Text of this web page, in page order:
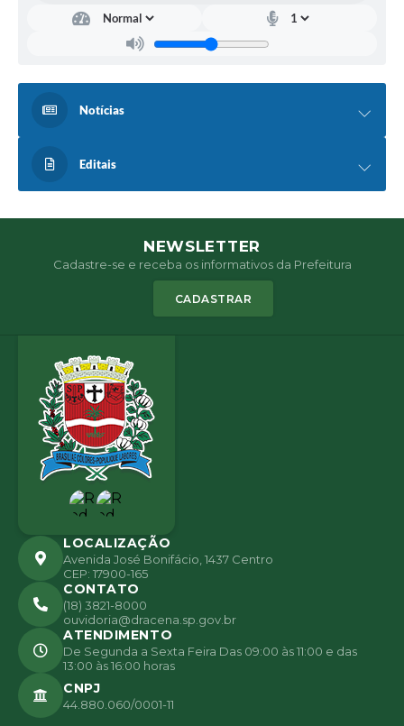
Notícias
Editais
NEWSLETTER
Cadastre-se e receba os informativos da Prefeitura
CADASTRAR
LOCALIZAÇÃO
Avenida José Bonifácio, 1437 Centro
CEP: 17900-165
CONTATO
(18) 3821-8000
ouvidoria@dracena.sp.gov.br
ATENDIMENTO
De Segunda a Sexta Feira Das 09:00 às 11:00 e das
13:00 às 16:00 horas
CNPJ
44.880.060/0001-11